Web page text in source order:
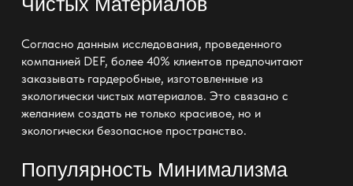
Согласно данным исследования, проведенного
компанией DEF, более 40% клиентов предпочитают
заказывать гардеробные, изготовленные из
экологически чистых материалов. Это связано с
желанием создать не только красивое, но и
экологически безопасное пространство.
Популярность Минимализма